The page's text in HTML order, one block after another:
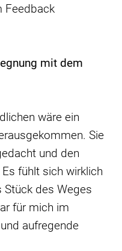
Feedback
mit dem
wäre ein
Sie
und den
fühlt sich wirklich
Stück des Weges
für mich im
aufregende